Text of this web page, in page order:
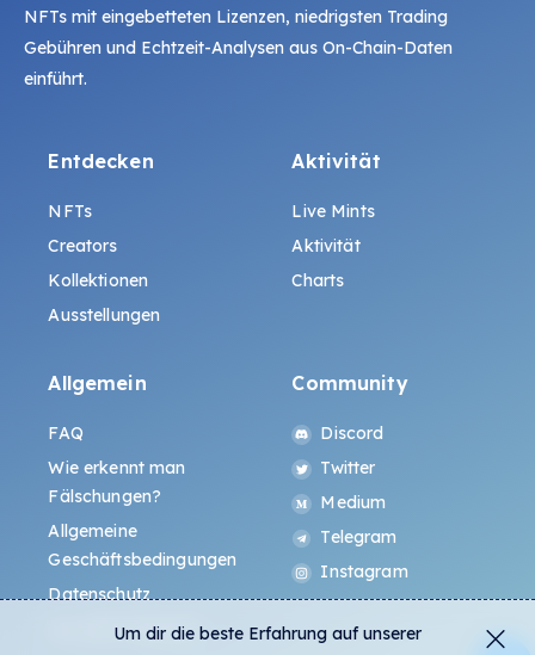
NFTs mit eingebetteten Lizenzen, niedrigsten Trading
Gebühren und Echtzeit-Analysen aus On-Chain-Daten
einführt.
Entdecken
NFTs
Creators
Kollektionen
Ausstellungen
Aktivität
Live Mints
Aktivität
Charts
Allgemein
FAQ
Wie erkennt man
Fälschungen?
Allgemeine
Geschäftsbedingungen
Datenschutz
ALL.ART Protocol
Community
Discord
Twitter
Medium
Telegram
Instagram
Um dir die beste Erfahrung auf unserer